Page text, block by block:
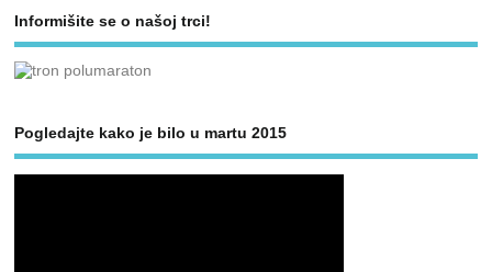
Informišite se o našoj trci!
Pogledajte kako je bilo u martu 2015